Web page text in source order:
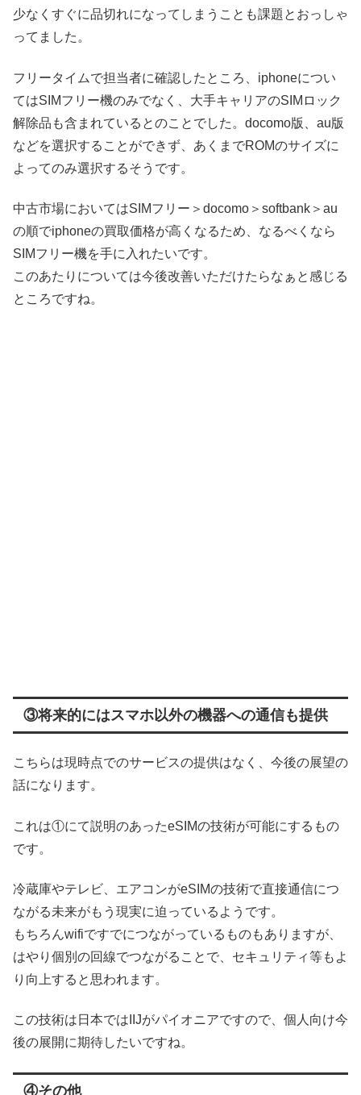
少なくすぐに品切れになってしまうことも課題とおっしゃ
ってました。
フリータイムで担当者に確認したところ、iphoneについ
てはSIMフリー機のみでなく、大手キャリアのSIMロック
解除品も含まれているとのことでした。docomo版、au版
などを選択することができず、あくまでROMのサイズに
よってのみ選択するそうです。
中古市場においてはSIMフリー＞docomo＞softbank＞au
の順でiphoneの買取価格が高くなるため、なるべくなら
SIMフリー機を手に入れたいです。
このあたりについては今後改善いただけたらなぁと感じる
ところですね。
③将来的にはスマホ以外の機器への通信も提供
こちらは現時点でのサービスの提供はなく、今後の展望の
話になります。
これは①にて説明のあったeSIMの技術が可能にするもの
です。
冷蔵庫やテレビ、エアコンがeSIMの技術で直接通信につ
ながる未来がもう現実に迫っているようです。
もちろんwifiですでにつながっているものもありますが、
はやり個別の回線でつながることで、セキュリティ等もよ
り向上すると思われます。
この技術は日本ではIIJがパイオニアですので、個人向け今
後の展開に期待したいですね。
④その他